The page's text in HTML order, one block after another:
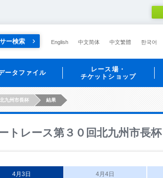
ー検索 English 中文简体 中文繁體 한국어
ータファイル
レース場・
チケットショップ
九州市長杯 結果
トレース第３０回北九州市長杯
4月3日 4月4日